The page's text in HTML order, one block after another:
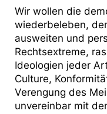
Wir wollen die
wiederbeleben,
ausweiten und
Rechtsextreme,
Ideologien jeder
Culture,
Verengung des
unvereinbar mit